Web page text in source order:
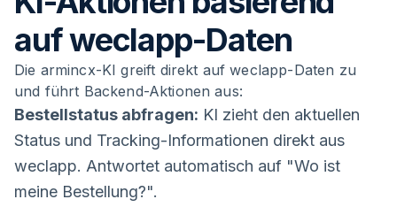
auf weclapp-Daten
Die armincx-KI greift direkt auf weclapp-Daten zu
und führt Backend-Aktionen aus:
Bestellstatus abfragen: KI zieht den aktuellen
Status und Tracking-Informationen direkt aus
weclapp. Antwortet automatisch auf "Wo ist
meine Bestellung?".